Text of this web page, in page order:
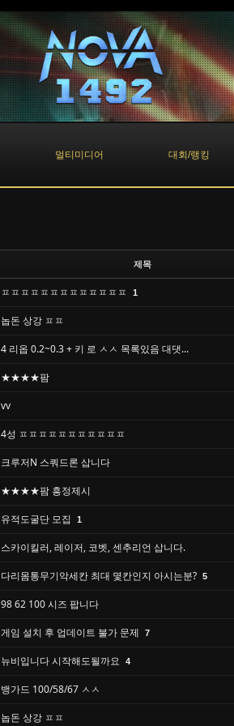
멀티미디어 대회/랭킹
제목
ㅍㅍㅍㅍㅍㅍㅍㅍㅍㅍㅍㅍㅍ 1
놉돈 상강 ㅍㅍ
4 리옵 0.2~0.3 + 키 로 ㅅㅅ 목록있음 대댓...
★★★★팜
vv
4성 ㅍㅍㅍㅍㅍㅍㅍㅍㅍㅍㅍ
크루저N 스쿼드론 삽니다
★★★★팜 흥정제시
유적도굴단 모집 1
스카이킬러, 레이저, 코벳, 센추리언 삽니다.
다리몸통무기악세칸 최대 몇칸인지 아시는분? 5
98 62 100 시즈 팝니다
게임 설치 후 업데이트 불가 문제 7
뉴비입니다 시작해도될까요 4
뱅가드 100/58/67 ㅅㅅ
놉돈 상강 ㅍㅍ